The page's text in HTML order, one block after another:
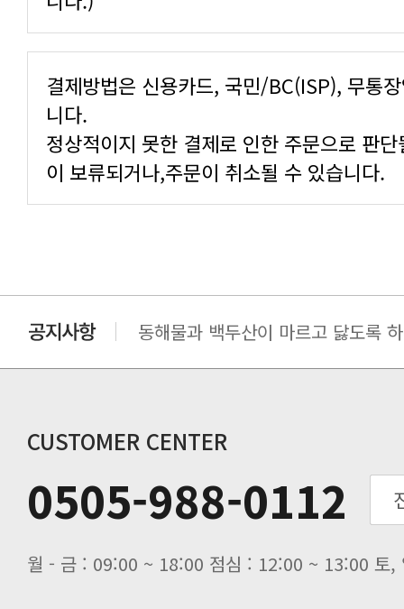
니다.
이 보류되거나,주문이 취소될 수 있습니다.
동해물과 백두산이 마르고 닳도록
CUSTOMER CENTER
0505-988-0112
월 - 금 : 09:00 ~ 18:00 점심 : 12:00 ~ 13:00 토,